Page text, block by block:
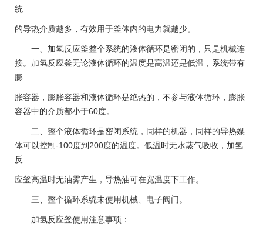
统
的导热介质越多，有效用于釜体内的电力就越少。
一、加氢反应釜整个系统的液体循环是密闭的，只是机械连
接。加氢反应釜无论液体循环的温度是高温还是低温，系统带有
膨
胀容器，膨胀容器和液体循环是绝热的，不参与液体循环，膨胀
容器中的介质都小于60度。
二、整个液体循环是密闭系统，同样的机器，同样的导热媒
体可以控制-100度到200度的温度。低温时无水蒸气吸收，加氢
反
应釜高温时无油雾产生，导热油可在宽温度下工作。
三、整个循环系统未使用机械、电子阀门。
加氢反应釜使用注意事项：